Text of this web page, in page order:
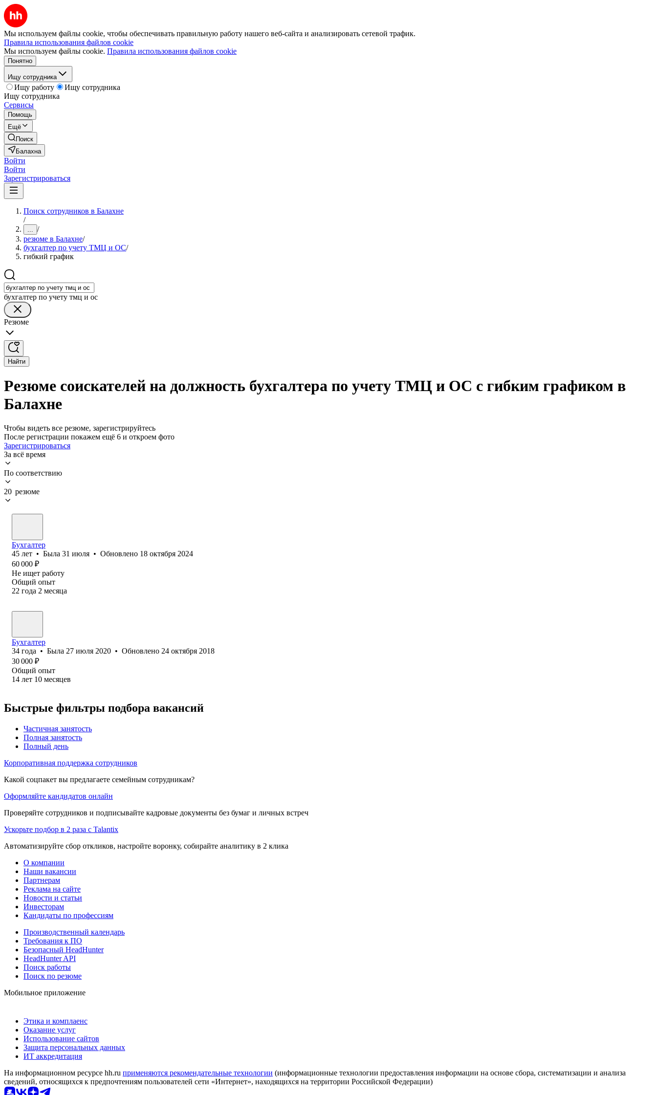
Мы используем файлы cookie, чтобы обеспечивать правильную работу нашего веб-сайта и анализировать сетевой трафик.
Правила использования файлов cookie
Мы используем файлы cookie. Правила использования файлов cookie
Понятно
Ищу сотрудника
Ищу работу
Ищу сотрудника
Ищу сотрудника
Сервисы
Помощь
Ещё
Поиск
Балахна
Войти
Войти
Зарегистрироваться
Поиск сотрудников в Балахне
/
... /
резюме в Балахне/
бухгалтер по учету ТМЦ и ОС/
гибкий график
бухгалтер по учету тмц и ос
Резюме
Найти
Резюме соискателей на должность бухгалтера по учету ТМЦ и ОС с гибким графиком в
Балахне
Чтобы видеть все резюме, зарегистрируйтесь
После регистрации покажем ещё 6 и откроем фото
Зарегистрироваться
За всё время
По соответствию
20 резюме
Бухгалтер
45 лет • Была 31 июля • Обновлено 18 октября 2024
60 000 ₽
Не ищет работу
Общий опыт
22 года 2 месяца
Бухгалтер
34 года • Была 27 июля 2020 • Обновлено 24 октября 2018
30 000 ₽
Общий опыт
14 лет 10 месяцев
Быстрые фильтры подбора вакансий
Частичная занятость
Полная занятость
Полный день
Корпоративная поддержка сотрудников
Какой соцпакет вы предлагаете семейным сотрудникам?
Оформляйте кандидатов онлайн
Проверяйте сотрудников и подписывайте кадровые документы без бумаг и личных встреч
Ускорьте подбор в 2 раза с Talantix
Автоматизируйте сбор откликов, настройте воронку, собирайте аналитику в 2 клика
О компании
Наши вакансии
Партнерам
Реклама на сайте
Новости и статьи
Инвесторам
Кандидаты по профессиям
Производственный календарь
Требования к ПО
Безопасный HeadHunter
HeadHunter API
Поиск работы
Поиск по резюме
Мобильное приложение
Этика и комплаенс
Оказание услуг
Использование сайтов
Защита персональных данных
ИТ аккредитация
На информационном ресурсе hh.ru применяются рекомендательные технологии (информационные технологии предоставления информации на основе сбора, систематизации и анализа
сведений, относящихся к предпочтениям пользователей сети «Интернет», находящихся на территории Российской Федерации)